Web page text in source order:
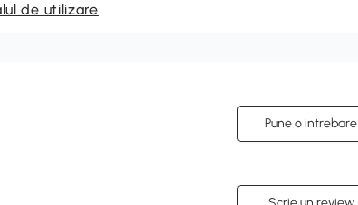
de utilizare
Pune o intrebare